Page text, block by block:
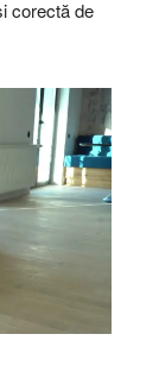
corectă de